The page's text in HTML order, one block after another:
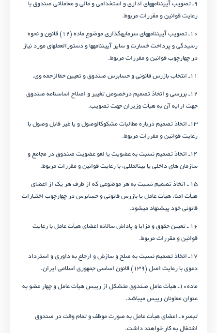
۹ـ تصویب آیین­نامه­های اداری و استخدامی و مالی و معاملاتی صندوق با
رعایت قوانین و مقررات مربوط.
۱۰ـ تصویب آیین­نامه­های سرمایه­گذاری موضوع ماده (۱۲) قانون و نحوه
رسیدگی و پرداخت خسارت و سایر آیین­نامه­ها و دستورالعمل­های مورد نیاز
در چهارچوب قوانین و مقررات مربوط.
۱۱ـ انتخاب بازرس قانونی و حسابرس صندوق و تعیین حق­الزحمه وی.
۱۲ـ بررسی و اتخاذ تصمیم درخصوص تغییر و اصلاح اساسنامه صندوق
جهت ارایه آن به هیأت وزیران جهت تصویب.
۱۳ـ اتخاذ تصمیم درباره مطالبات مشکوک­الوصول و یا غیر قابل وصول با
رعایت قوانین و مقررات مربوط.
۱۴ـ اتخاذ تصمیم نسبت به عضویت یا لغو عضویت صندوق در مجامع و
سازمان های داخلی یا بین­المللی، با رعایت قوانین و مقررات مربوط.
۱۵­ ـ اتخاذ تصمیم نسبت به هر موضوعی که از طرف هر یک از اعضای
هیأت امنا، هیأت عامل یا بازرس قانونی و حسابرس در چهارچوب اختیارات
قانونی خود پیشنهاد می­شود.
۱۶ ـ تعیین حقوق و مزایا و پاداش سالانه اعضای هیأت عامل با رعایت
قوانین و مقررات مربوط.
۱۷ـ اتخاذ تصمیم نسبت به صلح و سازش و ارجاع به داوری و استرداد
دعوی با رعایت اصل (۱۳۹) قانون اساسی جمهوری اسلامی ایران.
ماده۱۰ـ هیأت عامل صندوق متشکل از رییس هیأت عامل و چهار عضو به
عنوان معاونان رییس می­باشد.
تبصره ـ اعضای هیأت عامل به صورت موظف و تمام­ وقت در صندوق
اشتغال به کار خواهند داشت.